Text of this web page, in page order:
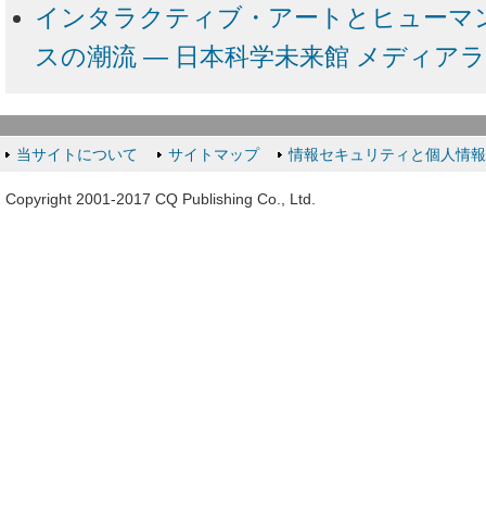
インタラクティブ・アートとヒューマ
スの潮流 ― 日本科学未来館 メディア
当サイトについて サイトマップ 情報セキュリティと個人情
Copyright 2001-2017 CQ Publishing Co., Ltd.